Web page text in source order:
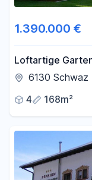
1.390.000 €
Loftartige
in unverbaubarer
6130 Schwaz
4
168m²